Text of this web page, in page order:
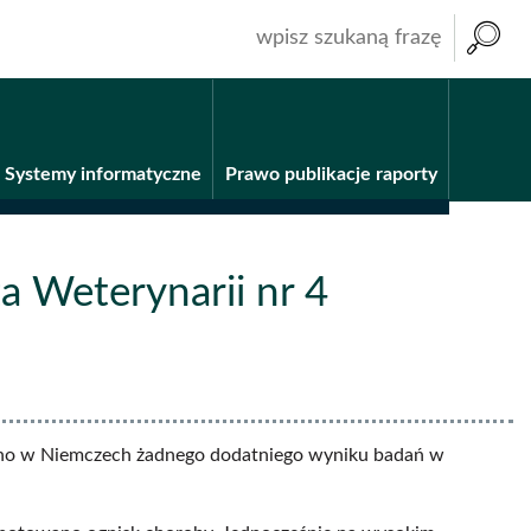
Systemy informatyczne Prawo publikacje raporty
Weterynarii nr 4
w Niemczech żadnego dodatniego wyniku badań w